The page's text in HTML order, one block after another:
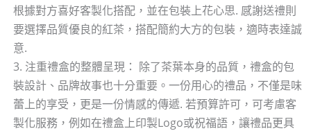
根據對方喜好客製化搭配，並在包裝上花心思. 感謝送禮則
要選擇品質優良的紅茶，搭配簡約大方的包裝，適時表達誠
意.
3. 注重禮盒的整體呈現： 除了茶葉本身的品質，禮盒的包
裝設計、品牌故事也十分重要。一份用心的禮品，不僅是味
蕾上的享受，更是一份情感的傳遞. 若預算許可，可考慮客
製化服務，例如在禮盒上印製Logo或祝福語，讓禮品更具